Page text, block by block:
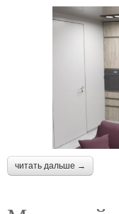
читать дальше →